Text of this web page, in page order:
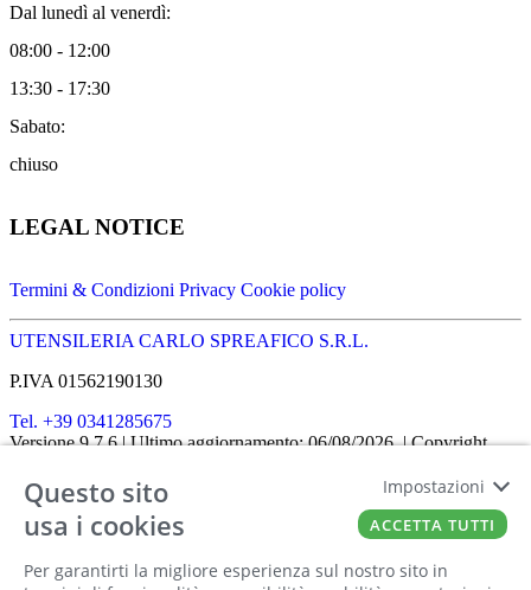
Dal lunedì al venerdì:
08:00 - 12:00
13:30 - 17:30
Sabato:
chiuso
LEGAL NOTICE
Termini & Condizioni Privacy Cookie policy
UTENSILERIA CARLO SPREAFICO S.R.L.
P.IVA 01562190130
Tel. +39 0341285675
Versione 9.7.6 | Ultimo aggiornamento: 06/08/2026 | Copyright
Home| Chi siamo| Approfondimenti
FATTO CON IL
DA EUROBUSINESS
Ciao! Stai usando un browser non più
Questo sito
usa i cookies
Per garantirti la migliore esperienza sul nostro sito in
Impostazioni
ACCETTA TUTTI